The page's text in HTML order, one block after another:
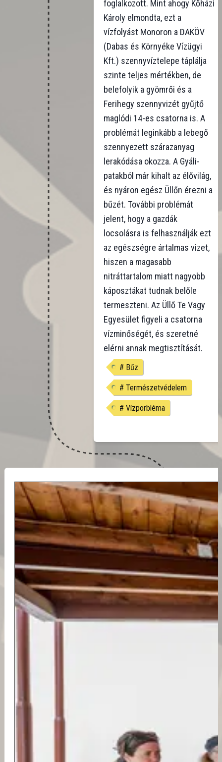
foglalkozott. Mint ahogy Kőházi
Károly elmondta, ezt a
vízfolyást Monoron a DAKÖV
(Dabas és Környéke Vízügyi
Kft.) szennyvíztelepe táplálja
szinte teljes mértékben, de
belefolyik a gyömrői és a
Ferihegy szennyvizét gyűjtő
maglódi 14-es csatorna is. A
problémát leginkább a lebegő
szennyezett szárazanyag
lerakódása okozza. A Gyáli-
patakból már kihalt az élővilág,
és nyáron egész Üllőn érezni a
bűzét. További problémát
jelent, hogy a gazdák
locsolásra is felhasználják ezt
az egészségre ártalmas vizet,
hiszen a magasabb
nitráttartalom miatt nagyobb
káposztákat tudnak belőle
termeszteni. Az Üllő Te Vagy
Egyesület figyeli a csatorna
vízminőségét, és szeretné
elérni annak megtisztítását.
# Bűz
# Természetvédelem
# Vízporbléma